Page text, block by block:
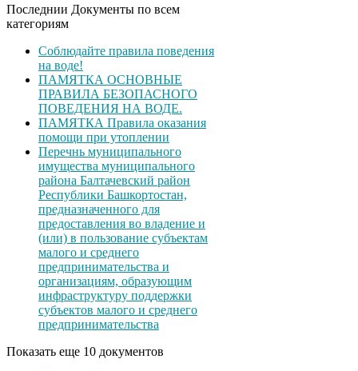
Последнии Документы по всем
категориям
Соблюдайте правила поведения
на воде!
ПАМЯТКА ОСНОВНЫЕ
ПРАВИЛА БЕЗОПАСНОГО
ПОВЕДЕНИЯ НА ВОДЕ.
ПАМЯТКА Правила оказания
помощи при утоплении
Перечнь муниципального
имущества муниципального
района Балтачевский район
Республики Башкортостан,
предназначенного для
предоставления во владение и
(или) в пользование субъектам
малого и среднего
предпринимательства и
организациям, образующим
инфраструктуру поддержки
субъектов малого и среднего
предпринимательства
Показать еще 10 документов